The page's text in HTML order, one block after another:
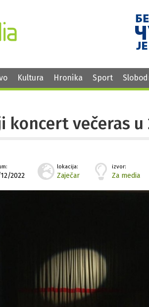
Kultura Hronika Sport
koncert večeras
2022
lokacija:
Zaječar
izvor:
Za media